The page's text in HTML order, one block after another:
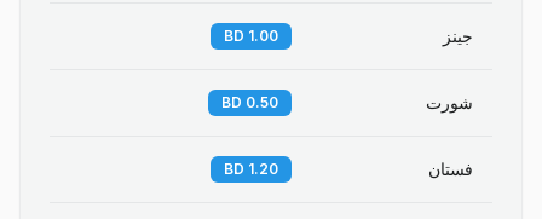
جينز 1.00 BD
شورت 0.50 BD
فستان 1.20 BD